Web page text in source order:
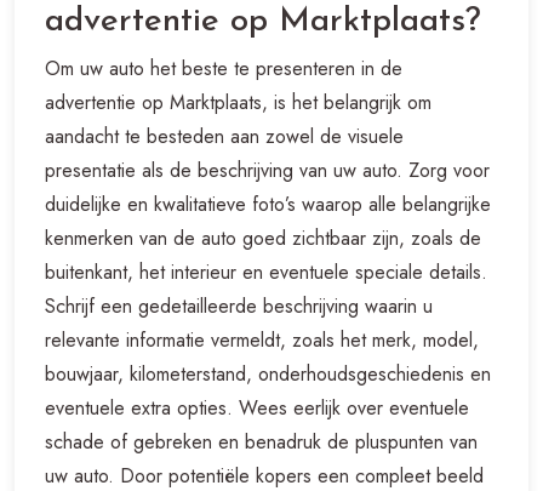
advertentie op Marktplaats?
Om uw auto het beste te presenteren in de
advertentie op Marktplaats, is het belangrijk om
aandacht te besteden aan zowel de visuele
presentatie als de beschrijving van uw auto. Zorg voor
duidelijke en kwalitatieve foto’s waarop alle belangrijke
kenmerken van de auto goed zichtbaar zijn, zoals de
buitenkant, het interieur en eventuele speciale details.
Schrijf een gedetailleerde beschrijving waarin u
relevante informatie vermeldt, zoals het merk, model,
bouwjaar, kilometerstand, onderhoudsgeschiedenis en
eventuele extra opties. Wees eerlijk over eventuele
schade of gebreken en benadruk de pluspunten van
uw auto. Door potentiële kopers een compleet beeld